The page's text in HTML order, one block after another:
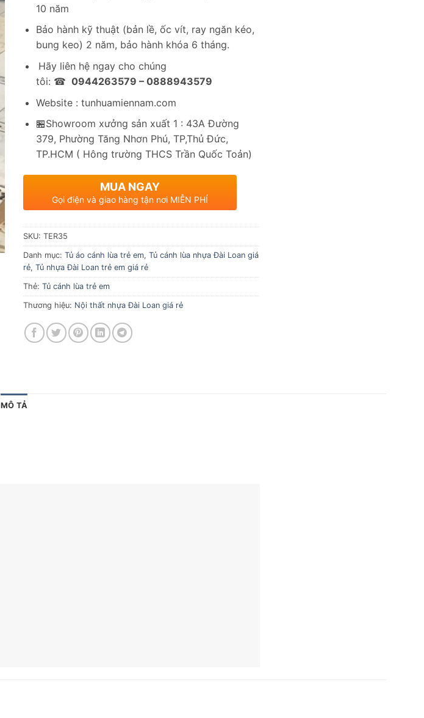
10 năm
Bảo hành kỹ thuật (bản lề, ốc vít, ray ngăn kéo,
bung keo) 2 năm, bảo hành khóa 6 tháng.
Hãy liên hệ ngay cho chúng
tôi: ☎ 0944263579 – 0888943579
Website : tunhuamiennam.com
🏪Showroom xưởng sản xuất 1 : 43A Đường
379, Phường Tăng Nhơn Phú, TP,Thủ Đức,
TP.HCM ( Hông trường THCS Trần Quốc Toản)
MUA NGAY
Gọi điện và giao hàng tận nơi MIỄN PHÍ
SKU: TER35
Danh mục: Tủ áo cánh lùa trẻ em, Tủ cánh lùa nhựa Đài Loan giá
rẻ, Tủ nhựa Đài Loan trẻ em giá rẻ
Thẻ: Tủ cánh lùa trẻ em
Thương hiệu: Nội thất nhựa Đài Loan giá rẻ
MÔ TẢ